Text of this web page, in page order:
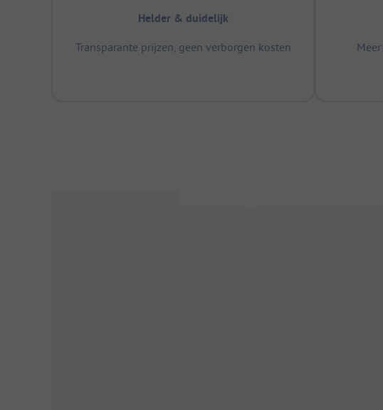
Helder & duidelijk
Transparante prijzen, geen verborgen kosten